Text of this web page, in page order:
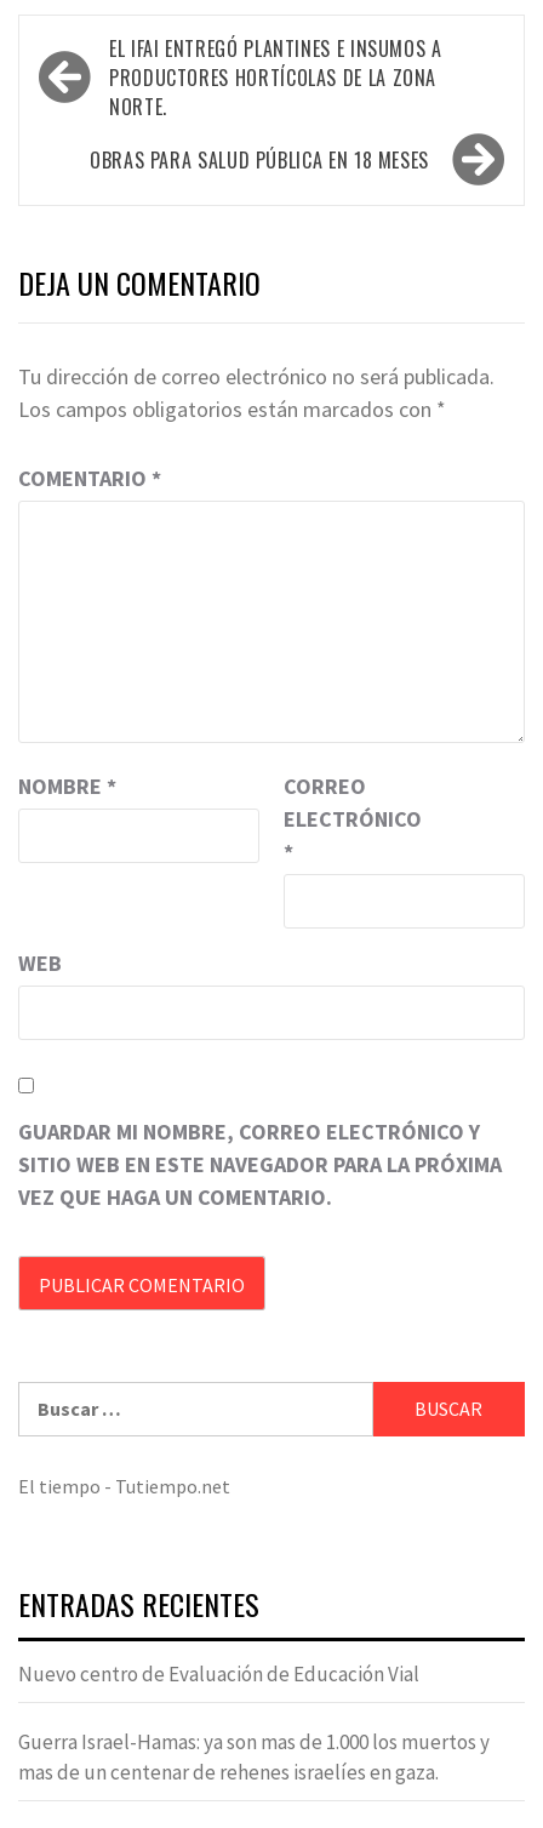
Navegación
de
entradas
EL IFAI ENTREGÓ PLANTINES E INSUMOS A
PRODUCTORES HORTÍCOLAS DE LA ZONA
NORTE.
OBRAS PARA SALUD PÚBLICA EN 18 MESES
DEJA UN COMENTARIO
Tu dirección de correo electrónico no será publicada.
Los campos obligatorios están marcados con *
COMENTARIO *
NOMBRE *
CORREO
ELECTRÓNICO
*
WEB
GUARDAR MI NOMBRE, CORREO ELECTRÓNICO Y
SITIO WEB EN ESTE NAVEGADOR PARA LA PRÓXIMA
VEZ QUE HAGA UN COMENTARIO.
El tiempo - Tutiempo.net
ENTRADAS RECIENTES
Nuevo centro de Evaluación de Educación Vial
Guerra Israel-Hamas: ya son mas de 1.000 los muertos y
mas de un centenar de rehenes israelíes en gaza.